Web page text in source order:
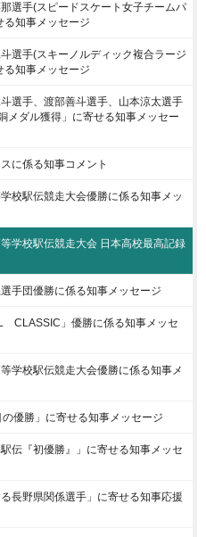
選手(スピードスケート女子チームパ
る知事メッセージ
選手(スキーノルディック複合ラージ
る知事メッセージ
選手、渡部善斗選手、山本涼太選手
メダル獲得」に寄せる知事メッセー
に係る知事コメント
校駅伝競走大会優勝に係る知事メッ
学校駅伝競走大会 日本高校最高記録
手団優勝に係る知事メッセージ
」優勝に係る知事メッセ
学校駅伝競走大会優勝に係る知事メ
優勝」に寄せる知事メッセージ
伝『初優勝』」に寄せる知事メッセ
長野県関係選手」に寄せる知事応援